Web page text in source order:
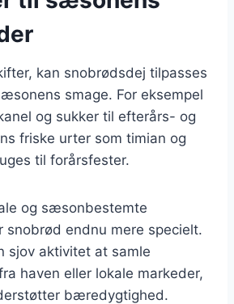
kan snobrødsdej tilpasses
smage. For eksempel
og sukker til efterårs- og
friske urter som timian og
til forårsfester.
og sæsonbestemte
snobrød endnu mere specielt.
sjov aktivitet at samle
haven eller lokale markeder,
bæredygtighed.